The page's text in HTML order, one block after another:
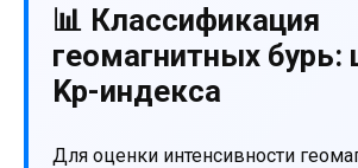
📊 Классификация
геомагнитных бурь:
Kp-индекса
Для оценки интенсивности